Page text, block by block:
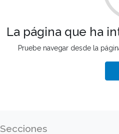
La página que ha
Pruebe navegar desde la
Secciones